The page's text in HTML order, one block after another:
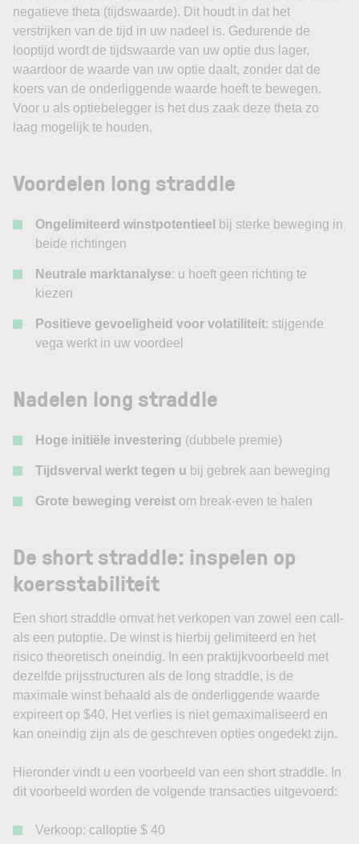
negatieve theta (tijdswaarde). Dit houdt in dat het
verstrijken van de tijd in uw nadeel is. Gedurende de
looptijd wordt de tijdswaarde van uw optie dus lager,
waardoor de waarde van uw optie daalt, zonder dat de
koers van de onderliggende waarde hoeft te bewegen.
Voor u als optiebelegger is het dus zaak deze theta zo
laag mogelijk te houden.
Voordelen long straddle
Ongelimiteerd winstpotentieel
bij sterke beweging in
beide richtingen
Neutrale marktanalyse: u hoeft geen richting te
kiezen
Positieve gevoeligheid voor volatiliteit: stijgende
vega werkt in uw voordeel
Nadelen long straddle
Hoge initiële investering (dubbele premie)
Tijdsverval werkt tegen u bij gebrek aan beweging
Grote beweging vereist om break-even te halen
De short straddle: inspelen op
koersstabiliteit
Een short straddle omvat het verkopen van zowel een call-
als een putoptie. De winst is hierbij gelimiteerd en het
risico theoretisch oneindig. In een praktijkvoorbeeld met
dezelfde prijsstructuren als de long straddle, is de
maximale winst behaald als de onderliggende waarde
expireert op $40. Het verlies is niet gemaximaliseerd en
kan oneindig zijn als de geschreven opties ongedekt zijn.
Hieronder vindt u een voorbeeld van een short straddle. In
dit voorbeeld worden de volgende transacties uitgevoerd:
Verkoop: calloptie $ 40